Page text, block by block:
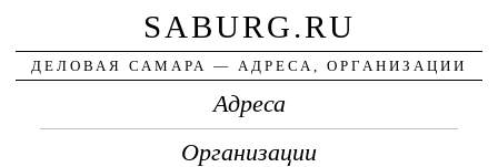
SABURG.RU
ДЕЛОВАЯ САМАРА — АДРЕСА, ОРГАНИЗАЦИИ
Адреса
Организации